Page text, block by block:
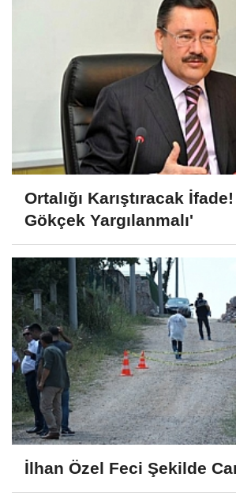
Ortalığı Karıştıracak
Gökçek Yargılanmalı'
İlhan Özel Feci Şekilde